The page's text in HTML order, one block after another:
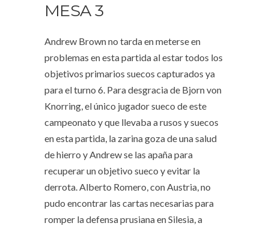
MESA 3
Andrew Brown no tarda en meterse en
problemas en esta partida al estar todos los
objetivos primarios suecos capturados ya
para el turno 6. Para desgracia de Bjorn von
Knorring, el único jugador sueco de este
campeonato y que llevaba a rusos y suecos
en esta partida, la zarina goza de una salud
de hierro y Andrew se las apaña para
recuperar un objetivo sueco y evitar la
derrota. Alberto Romero, con Austria, no
pudo encontrar las cartas necesarias para
romper la defensa prusiana en Silesia, a